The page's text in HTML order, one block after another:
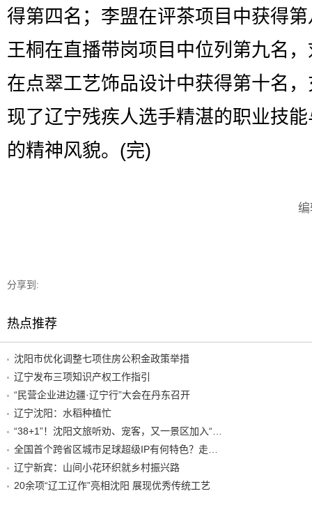
得第四名；李盟在评茶项目中获得
王桐在直播带岗项目中位列第九名
在点翠工艺饰品设计中获得第十名
现了辽宁残疾人选手精湛的职业技
的精神风貌。(完)
分享到:
热点推荐
沈阳市优化调整七项住房公积金政策举措
辽宁发布三项知识产权工作指引
“民营企业进边疆·辽宁行”大会在丹东召开
辽宁沈阳：水稻种植忙
“38+1”！沈阳文旅听劝、宠客，又一景区加入“东北超”优惠名单！
全国首个跨省区城市足球超级IP有何特色？走进沈阳现场去看看
辽宁新宾：山间小花环织就乡村振兴路
20余项“辽工辽作”亮相沈阳 展现优秀传统工艺